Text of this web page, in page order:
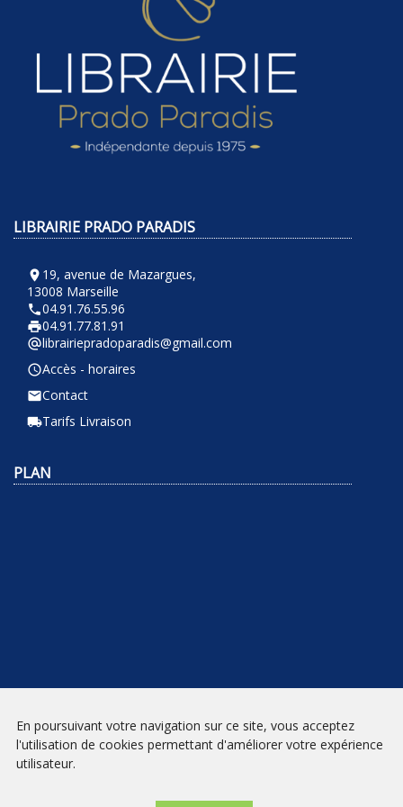
LIBRAIRIE PRADO PARADIS
room 19, avenue de Mazargues,
13008 Marseille
phone04.91.76.55.96
local_printshop04.91.77.81.91
alternate_emaillibrairiepradoparadis@gmail.com
query_builderAccès - horaires
emailContact
local_shippingTarifs Livraison
PLAN
NEWSLETTER
En poursuivant votre navigation sur ce site, vous acceptez
l'utilisation de cookies permettant d'améliorer votre expérience
utilisateur.